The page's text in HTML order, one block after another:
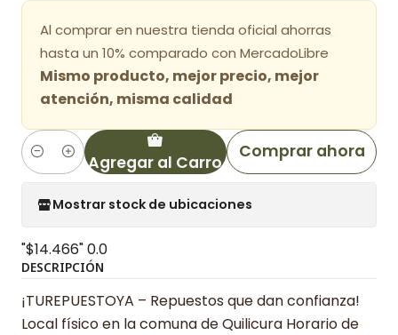
Al comprar en nuestra tienda oficial ahorras
hasta un 10% comparado con MercadoLibre
Mismo producto, mejor precio, mejor
atención, misma calidad
Cantidad Agregar al Carro
Comprar ahora
Mostrar stock de ubicaciones
"$14.466"0.0
DESCRIPCIÓN
¡TUREPUESTOYA – Repuestos que dan confianza!
Local físico en la comuna de Quilicura Horario de